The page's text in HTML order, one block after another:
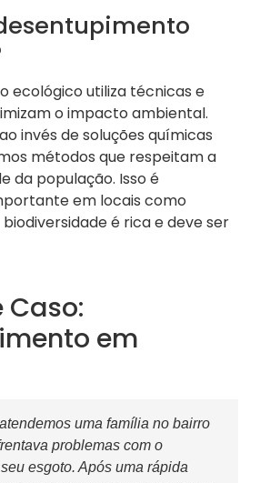
ecológico utiliza técnicas e
o impacto ambiental.
invés de soluções químicas
métodos que respeitam a
da população. Isso é
em locais como
é rica e deve ser
Caso:
em
uma família no bairro
problemas com o
esgoto. Após uma rápida